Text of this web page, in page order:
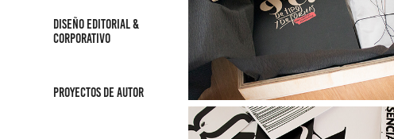
DISEÑO EDITORIAL &
CORPORATIVO
PROYECTOS DE AUTOR